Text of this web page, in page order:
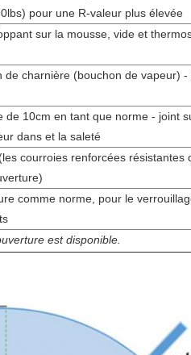
pour une R-valeur plus élevée
sur la mousse, vide et
de charnière (bouchon de vapeur) -
de 10cm en tant que norme - joint
dans et la saleté
courroies renforcées résistantes
comme norme, pour le
est disponible.